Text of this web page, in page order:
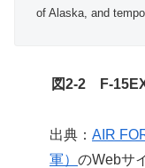
of Alaska, and
図2-2 F-
出典： AIR
軍） のWebサ